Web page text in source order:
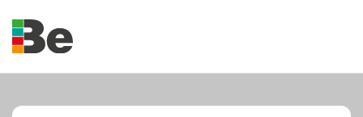
Skip to main content